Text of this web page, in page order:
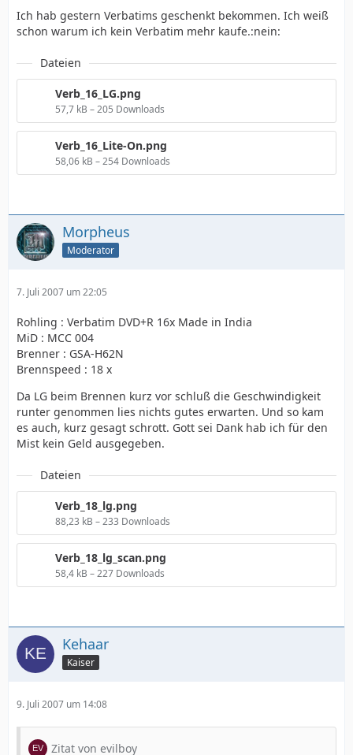
Ich hab gestern Verbatims geschenkt bekommen. Ich weiß
schon warum ich kein Verbatim mehr kaufe.:nein:
Dateien
Verb_16_LG.png
57,7 kB – 205 Downloads
Verb_16_Lite-On.png
58,06 kB – 254 Downloads
Morpheus
Moderator
7. Juli 2007 um 22:05
Rohling : Verbatim DVD+R 16x Made in India
MiD : MCC 004
Brenner : GSA-H62N
Brennspeed : 18 x
Da LG beim Brennen kurz vor schluß die Geschwindigkeit
runter genommen lies nichts gutes erwarten. Und so kam
es auch, kurz gesagt schrott. Gott sei Dank hab ich für den
Mist kein Geld ausgegeben.
Dateien
Verb_18_lg.png
88,23 kB – 233 Downloads
Verb_18_lg_scan.png
58,4 kB – 227 Downloads
Kehaar
Kaiser
9. Juli 2007 um 14:08
Zitat von evilboy